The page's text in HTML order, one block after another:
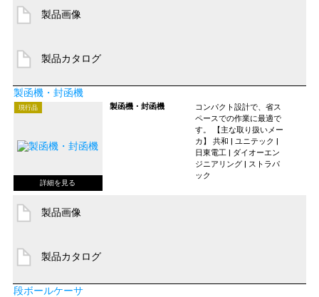
製品画像
製品カタログ
製函機・封函機
現行品 製函機・封函機
コンパクト設計で、省ス
ペースでの作業に最適で
す。 【主な取り扱いメー
カ】 共和 | ユニテック |
日東電工 | ダイオーエン
ジニアリング | ストラパ
ック
製品画像
製品カタログ
段ボールケーサ